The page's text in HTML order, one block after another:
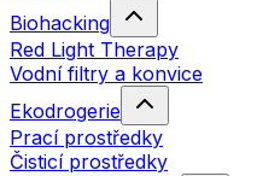
Biohacking
Red Light Therapy
Vodní filtry a konvice
Ekodrogerie
Prací prostředky
Čisticí prostředky